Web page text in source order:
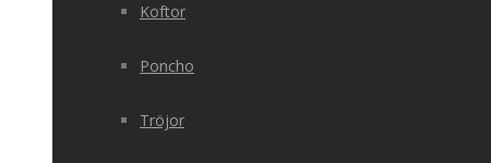
Koftor
Poncho
Tröjor